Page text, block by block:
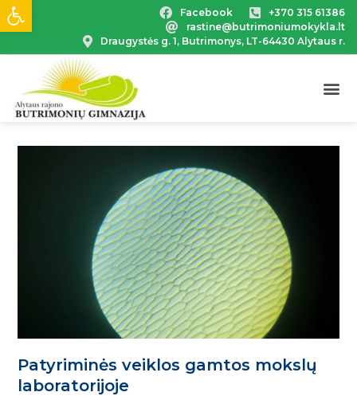
Facebook
+370 315 61386
rastine@butrimoniumokykla.lt
Draugystės g. 1, Butrimonys, LT-64430 Alytaus r.
Patyriminės veiklos gamtos mokslų
laboratorijoje